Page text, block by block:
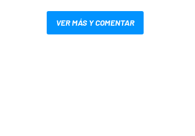
VER MÁS Y COMENTAR